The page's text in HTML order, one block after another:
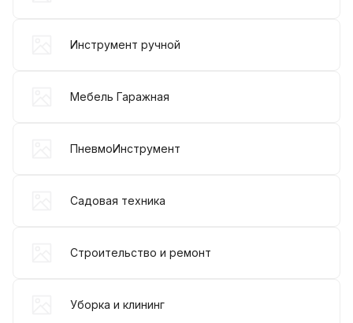
Инструмент ручной
Мебель Гаражная
ПневмоИнструмент
Садовая техника
Строительство и ремонт
Уборка и клининг